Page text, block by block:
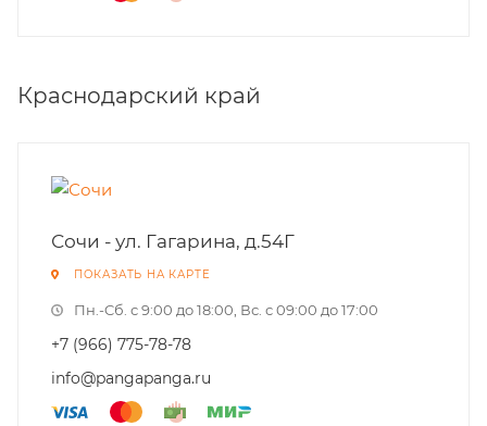
Краснодарский край
Сочи - ул. Гагарина, д.54Г
ПОКАЗАТЬ НА КАРТЕ
Пн.-Cб. с 9:00 до 18:00, Вс. с 09:00 до 17:00
+7 (966) 775-78-78
info@pangapanga.ru